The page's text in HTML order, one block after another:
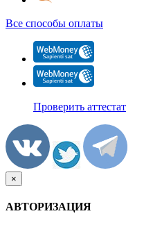
Все способы оплаты
Проверить аттестат
×
АВТОРИЗАЦИЯ